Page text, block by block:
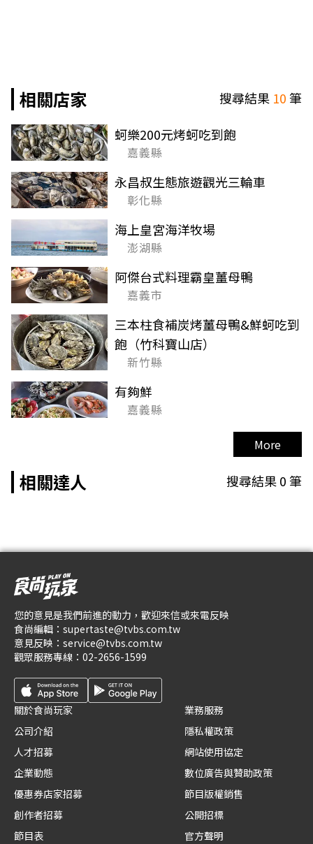
相關店家 搜尋結果 10筆
蚵樂200元烤蚵吃到飽
嘉義縣
永昌叔生態旅遊觀光三輪車
彰化縣
海上皇宮海洋牧場
澎湖縣
阿傑台式料理霸皇薑母鴨
嘉義市
三本柱食補炭烤薑母鴨&鮮蚵吃到
飽（竹科寶山店）
新竹縣
有夠鮮
嘉義縣
More
相關達人 搜尋結果0筆
您的意見是我們前進的動力，歡迎來信或來電反映
食尚編輯： supertaste@tvbs.com.tw
意見反映： service@tvbs.com.tw
觀眾服務專線： 02-2656-1599
關於食尚玩家
公司介紹
人才招募
企業動態
優惠券店家招募
創作者招募
節目表
業務服務
隱私權政策
網站使用協定
數位廣告與贊助政策
節目版權銷售
公開招標
官方聲明